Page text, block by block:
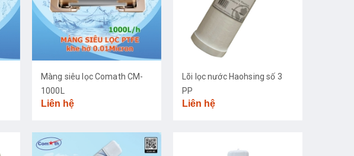
Màng siêu lọc Comath CM-
1000L
Liên hệ
Lõi lọc nước Haohsing số 3
PP
Liên hệ